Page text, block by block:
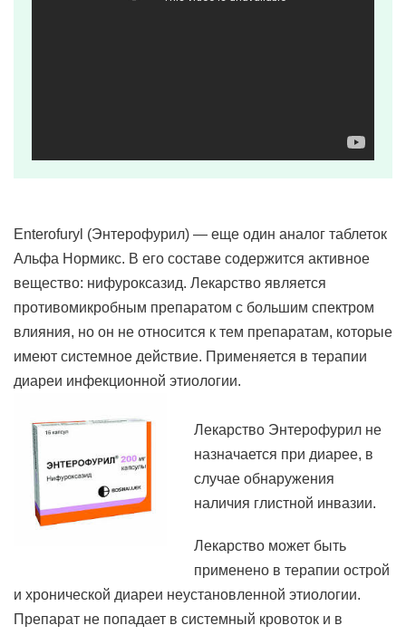
Enterofuryl (Энтерофурил) — еще один аналог таблеток
Альфа Нормикс. В его составе содержится активное
вещество: нифуроксазид. Лекарство является
противомикробным препаратом с большим спектром
влияния, но он не относится к тем препаратам, которые
имеют системное действие. Применяется в терапии
диареи инфекционной этиологии.
Лекарство Энтерофурил не
назначается при диарее, в
случае обнаружения
наличия глистной инвазии.
Лекарство может быть
применено в терапии острой
и хронической диареи неустановленной этиологии.
Препарат не попадает в системный кровоток и в